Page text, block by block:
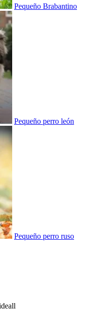
Pequeño Brabantino
Pequeño perro león
Pequeño perro ruso